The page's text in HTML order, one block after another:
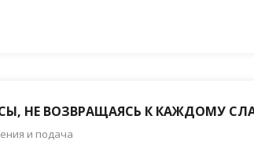
НЕ ВОЗВРАЩАЯСЬ К КАЖДОМУ
и подача